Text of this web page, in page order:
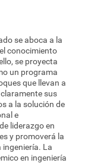
se aboca a la
conocimiento
se proyecta
un programa
que llevan a
sus
a la solución de
e
liderazgo en
y promoverá la
ingeniería. La
en ingeniería